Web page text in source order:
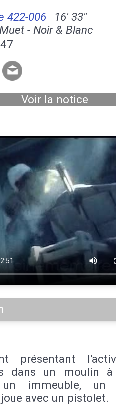
422-006
16' 33''
- Noir & Blanc
Voir la notice
présentant
dans un moulin
un immeuble, un
avec un pistolet.